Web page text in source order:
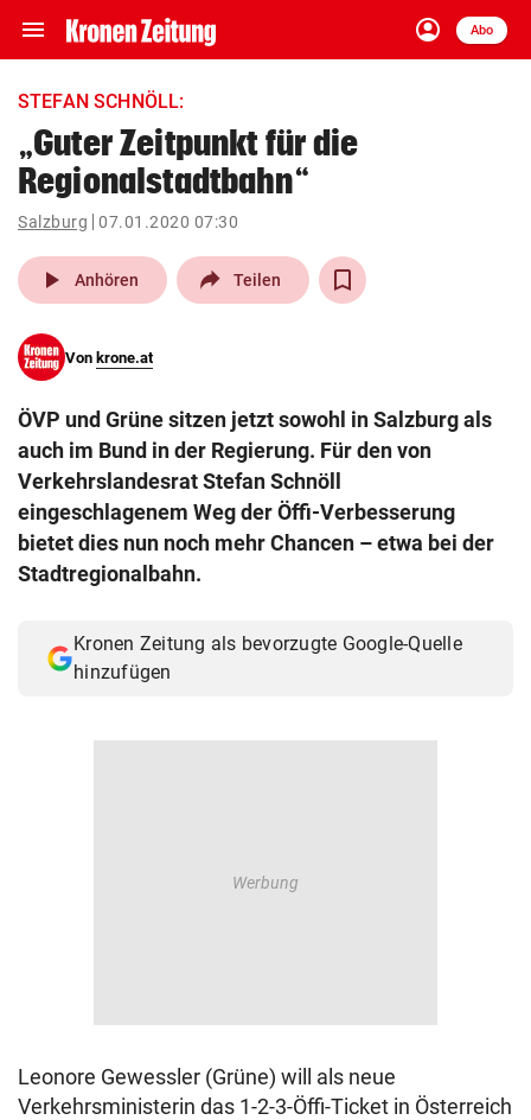
menu Navigation
ein-/ausklappen
account_circle
Anmelden
Abo
close Schließen
account_circle Anmelden
pin_drop
Wien arrow_right
search
eingeben
© Krone Multimedia GmbH & Co KG 2026
Muthgasse 2, 1190 Wien
STEFAN SCHNÖLL:
„Guter Zeitpunkt für die
Regionalstadtbahn“
Salzburg 07.01.2020 07:30
play_arrow Anhören Teilen
Von krone.at
ÖVP und Grüne sitzen jetzt sowohl in Salzburg als
auch im Bund in der Regierung. Für den von
Verkehrslandesrat Stefan Schnöll
eingeschlagenem Weg der Öffi-Verbesserung
bietet dies nun noch mehr Chancen – etwa bei der
Stadtregionalbahn.
Kronen Zeitung als bevorzugte Google-Quelle
hinzufügen
Leonore Gewessler (Grüne) will als neue
Verkehrsministerin das 1-2-3-Öffi-Ticket in Österreich